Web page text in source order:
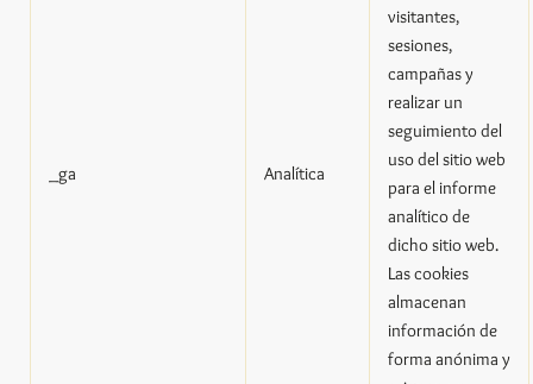
_ga Analítica
visitantes,
sesiones,
campañas y
realizar un
seguimiento del
uso del sitio web
para el informe
analítico de
dicho sitio web.
Las cookies
almacenan
información de
forma anónima y